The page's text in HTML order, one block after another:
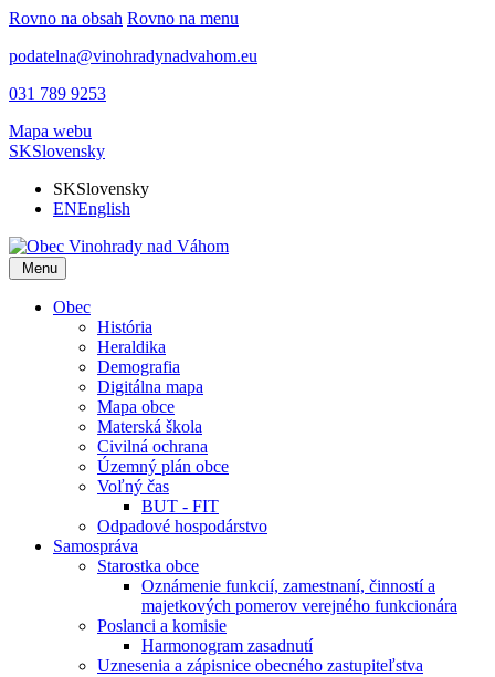
Rovno na obsah Rovno na menu
podatelna@vinohradynadvahom.eu
031 789 9253
Mapa webu
SKSlovensky
SKSlovensky
ENEnglish
Menu
Obec
História
Heraldika
Demografia
Digitálna mapa
Mapa obce
Materská škola
Civilná ochrana
Územný plán obce
Voľný čas
BUT - FIT
Odpadové hospodárstvo
Samospráva
Starostka obce
Oznámenie funkcií, zamestnaní, činností a
majetkových pomerov verejného funkcionára
Poslanci a komisie
Harmonogram zasadnutí
Uznesenia a zápisnice obecného zastupiteľstva